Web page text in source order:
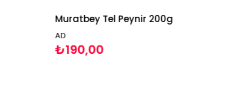
Muratbey Tel Peynir 200g
AD
₺190,00